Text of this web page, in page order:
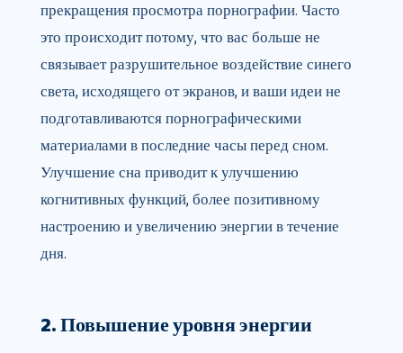
прекращения просмотра порнографии. Часто
это происходит потому, что вас больше не
связывает разрушительное воздействие синего
света, исходящего от экранов, и ваши идеи не
подготавливаются порнографическими
материалами в последние часы перед сном.
Улучшение сна приводит к улучшению
когнитивных функций, более позитивному
настроению и увеличению энергии в течение
дня.
2. Повышение уровня энергии